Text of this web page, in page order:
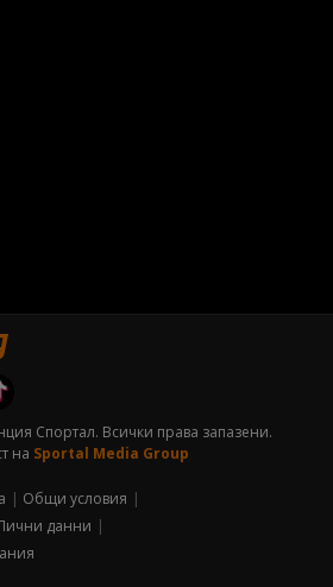
Спортал. Всички права запазени.
на Sportal Media Group
Общи условия
данни